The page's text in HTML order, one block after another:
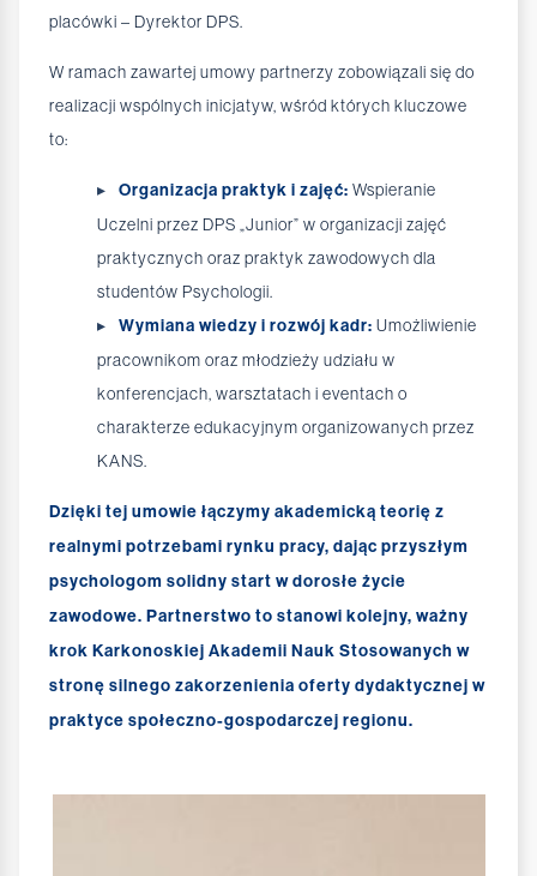
placówki – Dyrektor DPS.
W ramach zawartej umowy partnerzy zobowiązali się do
realizacji wspólnych inicjatyw, wśród których kluczowe
to:
Organizacja praktyk i zajęć: Wspieranie
Uczelni przez DPS „Junior” w organizacji zajęć
praktycznych oraz praktyk zawodowych dla
studentów Psychologii.
Wymiana wiedzy i rozwój kadr: Umożliwienie
pracownikom oraz młodzieży udziału w
konferencjach, warsztatach i eventach o
charakterze edukacyjnym organizowanych przez
KANS.
Dzięki tej umowie łączymy akademicką teorię z
realnymi potrzebami rynku pracy, dając przyszłym
psychologom solidny start w dorosłe życie
zawodowe. Partnerstwo to stanowi kolejny, ważny
krok Karkonoskiej Akademii Nauk Stosowanych w
stronę silnego zakorzenienia oferty dydaktycznej w
praktyce społeczno-gospodarczej regionu.